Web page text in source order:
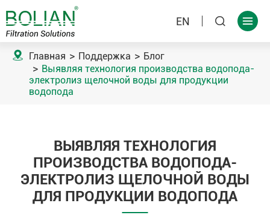
EN  
 Главная Поддержка
Блог
Выявляя технология производства водопода-
электролиз щелочной воды для продукции
водопода
ВЫЯВЛЯЯ ТЕХНОЛОГИЯ
ПРОИЗВОДСТВА ВОДОПОДА-
ЭЛЕКТРОЛИЗ ЩЕЛОЧНОЙ ВОДЫ
ДЛЯ ПРОДУКЦИИ ВОДОПОДА